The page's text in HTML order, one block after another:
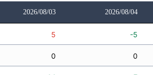
2026/08/03 2026/08/04
5 -5
0 0